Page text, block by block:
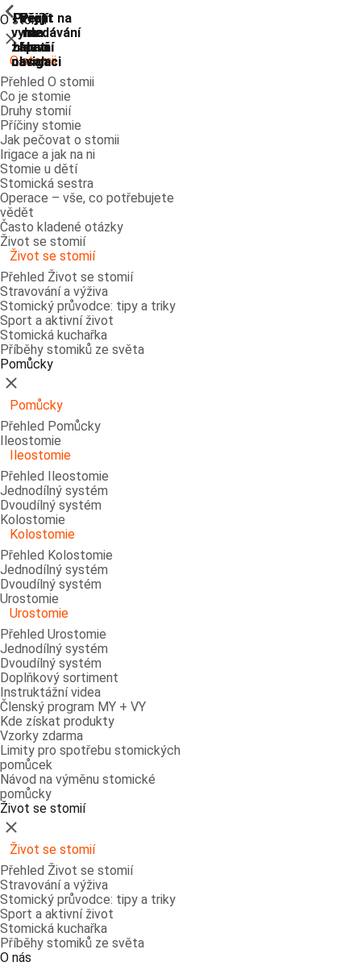
Přejít na
vyhledávání
Přejít
na
hlavní
navigaci
Přejít
na
hlavní
navigaci
Přejít
na
hlavní
obsah
Přejít
na
zápatí
O stomii
ShowPrevious
Zavřít
O stomii
Přehled O stomii
Co je stomie
Druhy stomií
Příčiny stomie
Jak pečovat o stomii
Irigace a jak na ni
Stomie u dětí
Stomická sestra
Operace – vše, co potřebujete
vědět
Často kladené otázky
Život se stomií
ShowPrevious
Život se stomií
Přehled Život se stomií
Stravování a výživa
Stomický průvodce: tipy a triky
Sport a aktivní život
Stomická kuchařka
Příběhy stomiků ze světa
Pomůcky
ShowPrevious
Zavřít
Pomůcky
Přehled Pomůcky
Ileostomie
ShowPrevious
Ileostomie
Přehled Ileostomie
Jednodílný systém
Dvoudílný systém
Kolostomie
ShowPrevious
Kolostomie
Přehled Kolostomie
Jednodílný systém
Dvoudílný systém
Urostomie
ShowPrevious
Urostomie
Přehled Urostomie
Jednodílný systém
Dvoudílný systém
Doplňkový sortiment
Instruktážní videa
Členský program MY + VY
Kde získat produkty
Vzorky zdarma
Limity pro spotřebu stomických
pomůcek
Návod na výměnu stomické
pomůcky
Život se stomií
ShowPrevious
Zavřít
Život se stomií
Přehled Život se stomií
Stravování a výživa
Stomický průvodce: tipy a triky
Sport a aktivní život
Stomická kuchařka
Příběhy stomiků ze světa
O nás
ShowPrevious